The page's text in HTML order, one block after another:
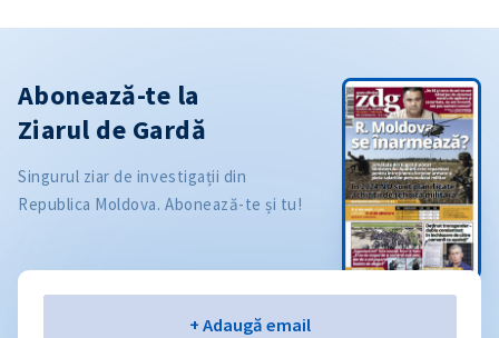
Abonează-te la
Ziarul de Gardă
Singurul ziar de investigații din
Republica Moldova. Abonează-te și tu!
+ Adaugă email